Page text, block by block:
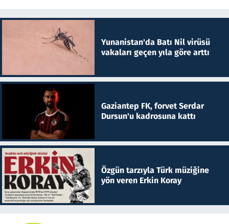
Yunanistan'da Batı Nil virüsü
vakaları geçen yıla göre arttı
Gaziantep FK, forvet Serdar
Dursun'u kadrosuna kattı
Özgün tarzıyla Türk müziğine
yön veren Erkin Koray